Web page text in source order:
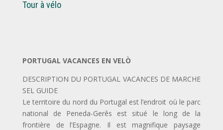
Tour à vélo
PORTUGAL VACANCES EN VELÒ
DESCRIPTION DU PORTUGAL VACANCES DE MARCHE
SEL GUIDE
Le territoire du nord du Portugal est l’endroit où le parc
national de Peneda-Gerês est situé le long de la
frontière de l’Espagne. Il est magnifique paysage